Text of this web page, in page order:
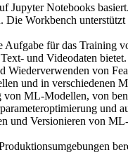
Jupyter Notebooks
Workbench
für das
und Videodaten bietet.
Wiederverwenden von
und in
ML-Modellen, von
und
und Versionieren von